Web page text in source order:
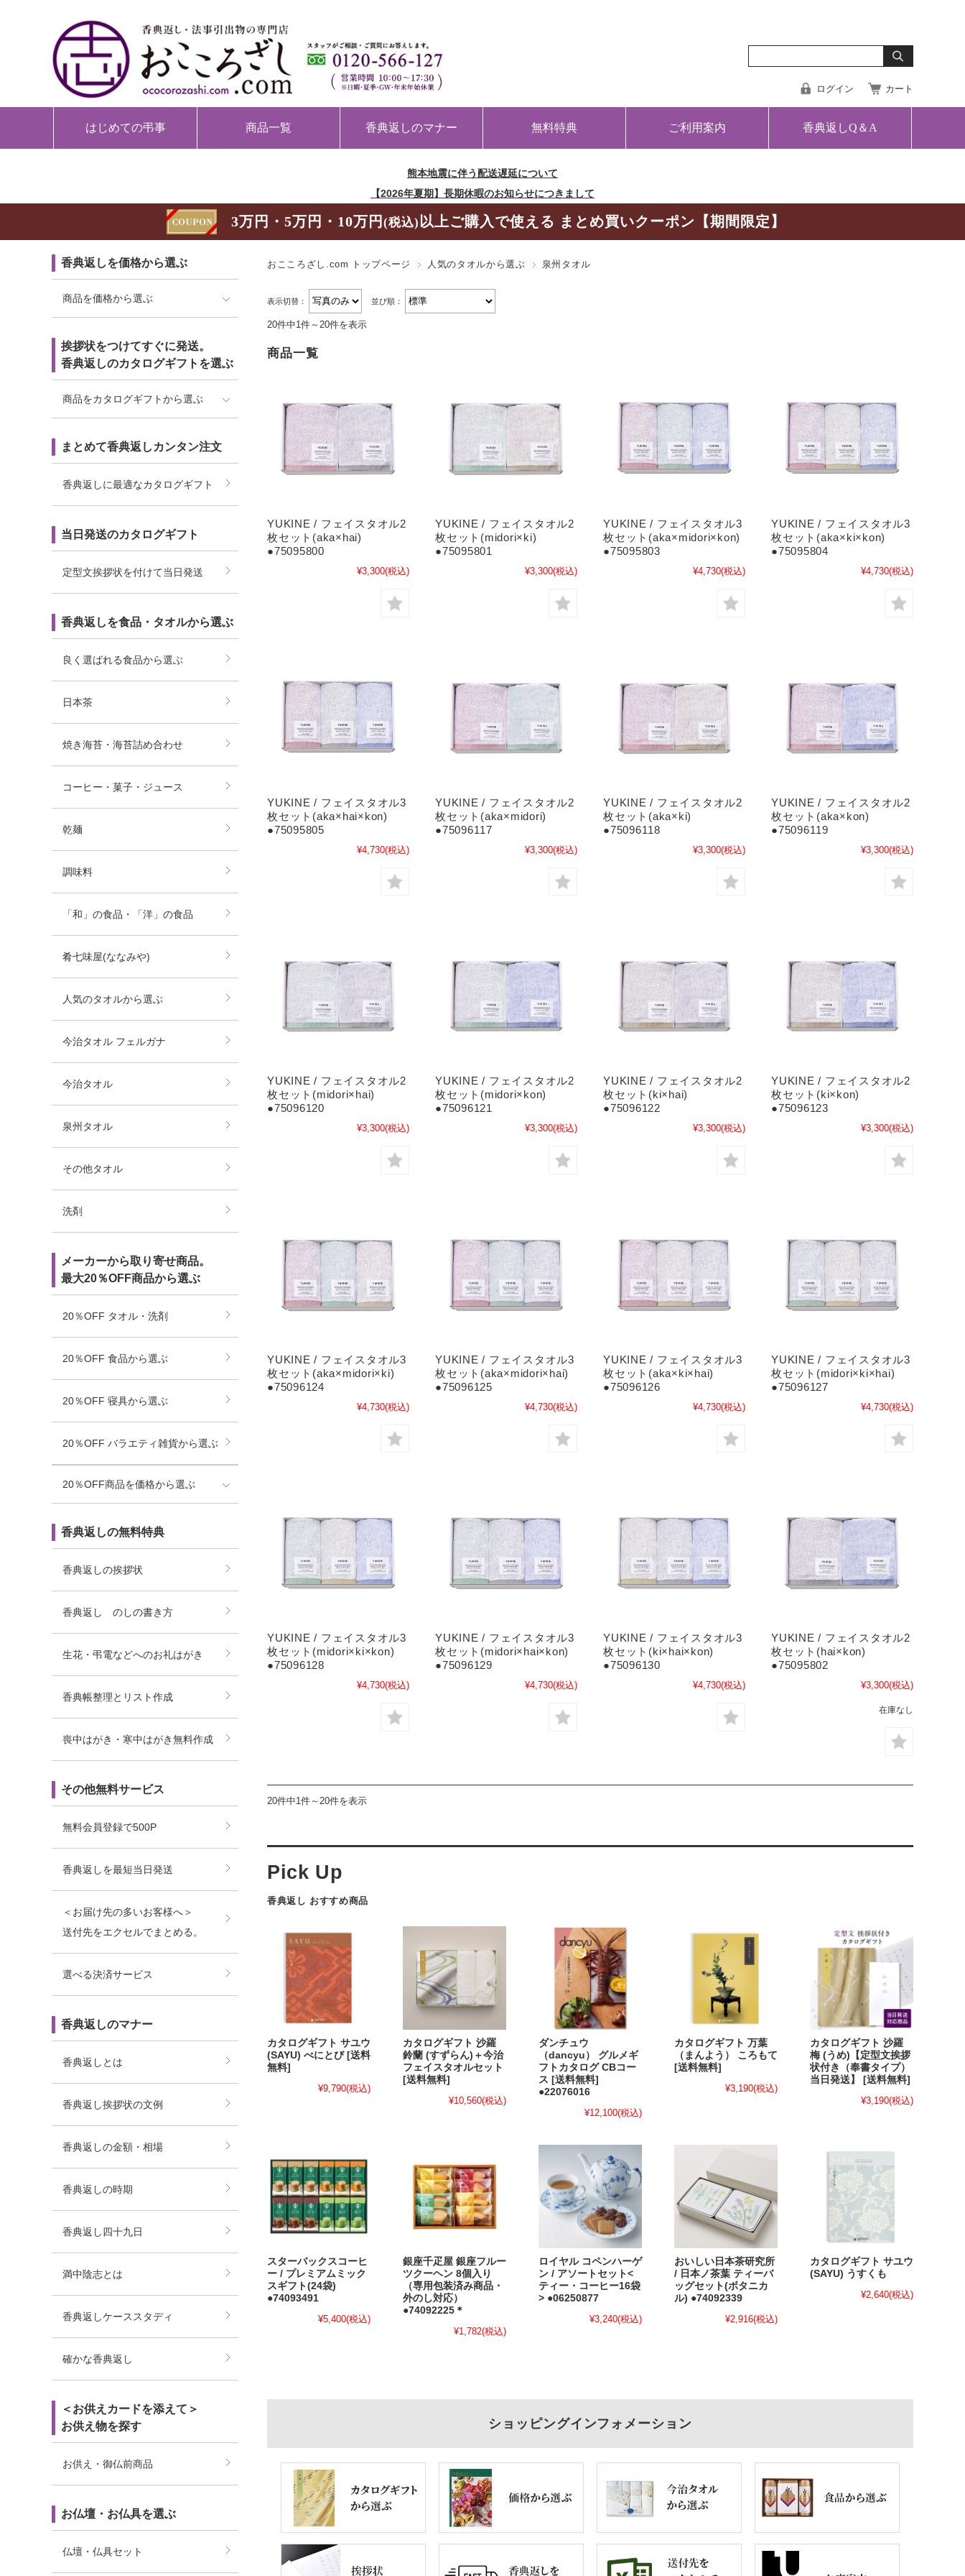
ログイン カート
はじめての弔事 商品一覧 香典返しのマナー 無料特典 ご利用案内 香典返しQ＆A
熊本地震に伴う配送遅延について
【2026年夏期】長期休暇のお知らせにつきまして
3万円・5万円・10万円 (税込) 以上ご購入で使える まとめ買いクーポン【期間限定】
おこころざし.com トップページ 人気のタオルから選ぶ 泉州タオル
表示切替： 並び順：
20件中1件～20件を表示
商品一覧
YUKINE / フェイスタオル2
枚セット(aka×hai)
●75095800
¥3,300(税込)
YUKINE / フェイスタオル2
枚セット(midori×ki)
●75095801
¥3,300(税込)
YUKINE / フェイスタオル3
枚セット(aka×midori×kon)
●75095803
¥4,730(税込)
YUKINE / フェイスタオル3
枚セット(aka×ki×kon)
●75095804
¥4,730(税込)
YUKINE / フェイスタオル3
枚セット(aka×hai×kon)
●75095805
¥4,730(税込)
YUKINE / フェイスタオル2
枚セット(aka×midori)
●75096117
¥3,300(税込)
YUKINE / フェイスタオル2
枚セット(aka×ki)
●75096118
¥3,300(税込)
YUKINE / フェイスタオル2
枚セット(aka×kon)
●75096119
¥3,300(税込)
YUKINE / フェイスタオル2
枚セット(midori×hai)
●75096120
¥3,300(税込)
YUKINE / フェイスタオル2
枚セット(midori×kon)
●75096121
¥3,300(税込)
YUKINE / フェイスタオル2
枚セット(ki×hai)
●75096122
¥3,300(税込)
YUKINE / フェイスタオル2
枚セット(ki×kon)
●75096123
¥3,300(税込)
YUKINE / フェイスタオル3
枚セット(aka×midori×ki)
●75096124
¥4,730(税込)
YUKINE / フェイスタオル3
枚セット(aka×midori×hai)
●75096125
¥4,730(税込)
YUKINE / フェイスタオル3
枚セット(aka×ki×hai)
●75096126
¥4,730(税込)
YUKINE / フェイスタオル3
枚セット(midori×ki×hai)
●75096127
¥4,730(税込)
YUKINE / フェイスタオル3
枚セット(midori×ki×kon)
●75096128
¥4,730(税込)
YUKINE / フェイスタオル3
枚セット(midori×hai×kon)
●75096129
¥4,730(税込)
YUKINE / フェイスタオル3
枚セット(ki×hai×kon)
●75096130
¥4,730(税込)
YUKINE / フェイスタオル2
枚セット(hai×kon)
●75095802
¥3,300(税込)
在庫なし
20件中1件～20件を表示
香典返し おすすめ商品
カタログギフト サユウ
(SAYU) べにとび [送料
無料]
¥9,790(税込)
カタログギフト 沙羅
鈴蘭 (すずらん)＋今治
フェイスタオルセット
[送料無料]
¥10,560(税込)
ダンチュウ
（dancyu） グルメギ
フトカタログ CBコー
ス [送料無料]
●22076016
¥12,100(税込)
カタログギフト 万葉
（まんよう） ころもて
[送料無料]
¥3,190(税込)
カタログギフト 沙羅
梅 (うめ)【定型文挨拶
状付き（奉書タイプ）
当日発送】 [送料無料]
¥3,190(税込)
スターバックスコーヒ
ー / プレミアムミック
スギフト(24袋)
●74093491
¥5,400(税込)
銀座千疋屋 銀座フルー
ツクーヘン 8個入り
（専用包装済み商品・
外のし対応）
●74092225＊
¥1,782(税込)
ロイヤル コペンハーゲ
ン / アソートセット<
ティー・コーヒー16袋
> ●06250877
¥3,240(税込)
おいしい日本茶研究所
/ 日本ノ茶葉 ティーバ
ッグセット(ボタニカ
ル) ●74092339
¥2,916(税込)
カタログギフト サユウ
(SAYU) うすくも
¥2,640(税込)
ショッピングインフォメーション
香典返しを価格から選ぶ
商品を価格から選ぶ
挨拶状をつけてすぐに発送。
香典返しのカタログギフトを選ぶ
商品をカタログギフトから選ぶ
まとめて香典返しカンタン注文
香典返しに最適なカタログギフト
当日発送のカタログギフト
定型文挨拶状を付けて当日発送
香典返しを食品・タオルから選ぶ
良く選ばれる食品から選ぶ
日本茶
焼き海苔・海苔詰め合わせ
コーヒー・菓子・ジュース
乾麺
調味料
「和」の食品・「洋」の食品
肴七味屋(ななみや)
人気のタオルから選ぶ
今治タオル フェルガナ
今治タオル
泉州タオル
その他タオル
洗剤
メーカーから取り寄せ商品。
最大20％OFF商品から選ぶ
20％OFF タオル・洗剤
20％OFF 食品から選ぶ
20％OFF 寝具から選ぶ
20％OFF バラエティ雑貨から選ぶ
20％OFF商品を価格から選ぶ
香典返しの無料特典
香典返しの挨拶状
香典返し のしの書き方
生花・弔電などへのお礼はがき
香典帳整理とリスト作成
喪中はがき・寒中はがき無料作成
その他無料サービス
無料会員登録で500P
香典返しを最短当日発送
＜お届け先の多いお客様へ＞
送付先をエクセルでまとめる。
選べる決済サービス
香典返しのマナー
香典返しとは
香典返し挨拶状の文例
香典返しの金額・相場
香典返しの時期
香典返し四十九日
満中陰志とは
香典返しケーススタディ
確かな香典返し
＜お供えカードを添えて＞
お供え物を探す
お供え・御仏前商品
お仏壇・お仏具を選ぶ
仏壇・仏具セット